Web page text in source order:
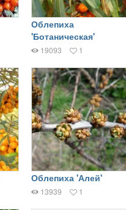
Облепиха
'Ботаническая'
19093 1
Облепиха 'Алей'
13939 1